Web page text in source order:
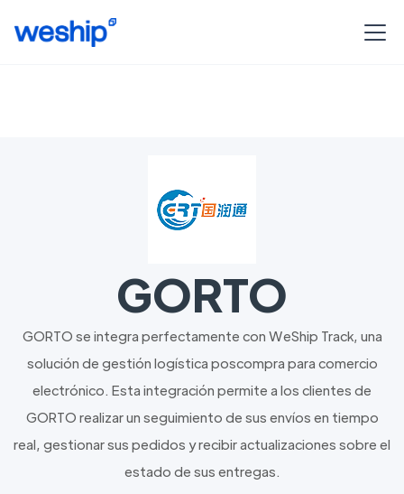
GORTO
GORTO se integra perfectamente con WeShip Track, una
solución de gestión logística poscompra para comercio
electrónico. Esta integración permite a los clientes de
GORTO realizar un seguimiento de sus envíos en tiempo
real, gestionar sus pedidos y recibir actualizaciones sobre el
estado de sus entregas.